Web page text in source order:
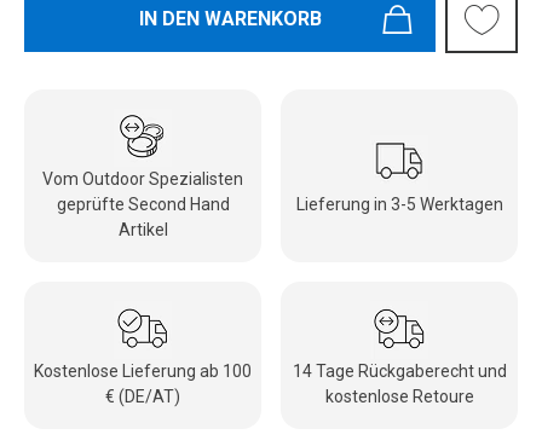
IN DEN WARENKORB
Vom Outdoor Spezialisten
geprüfte Second Hand
Artikel
Lieferung in 3-5 Werktagen
Kostenlose Lieferung ab 100
€ (DE/AT)
14 Tage Rückgaberecht und
kostenlose Retoure